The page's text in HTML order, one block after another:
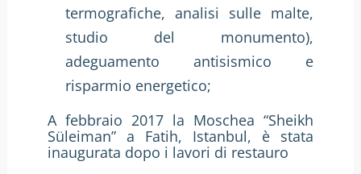
termografiche, analisi sulle malte,
studio del monumento),
adeguamento antisismico e
risparmio energetico;
A febbraio 2017 la Moschea “Sheikh
Süleiman” a Fatih, Istanbul, è stata
inaugurata dopo i lavori di restauro